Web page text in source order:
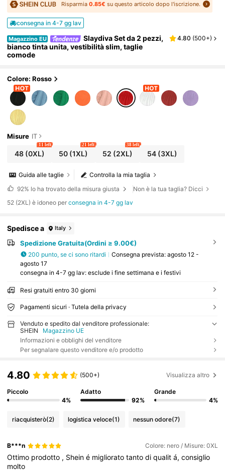
Risparmia0.85€ su questo articolo dopo l'iscrizione.
consegna in 4-7 gg lav
Magazzino EU
Slaydiva Set da 2 pezzi,
bianco tinta unita, vestibilità slim, taglie
comode
4.80 (500+)
Colore: Rosso
Misure IT
48(0XL)
11 left
50 (1XL)
21 left
52 (2XL)
38 left
54(3XL)
Controlla la mia taglia
Guida alle taglie
92% lo ha trovato della misura giusta
Non è la tua taglia? Dicci
52 (2XL) è idoneo perconsegna in 4-7 gg lav
Spedisce a Italy
Spedizione Gratuita(Ordini ≥ 9.00€)
200 punto, se ci sono ritardi Consegna prevista: agosto 12 -
agosto 17
consegna in 4-7 gg lav: esclude i fine settimana e i festivi
Resi gratuiti entro 30 giorni
Pagamenti sicuri · Tutela della privacy
Venduto e spedito dal venditore professionale:
SHEIN
Magazzino UE
Informazioni e obblighi del venditore
Per segnalare questo venditore e/o prodotto
4.80 (500+) Visualizza altro
Piccolo
4%
Adatto
92%
Grande
4%
riacquisterò(2) logistica veloce(1) nessun odore(7)
B***n Colore: nero / Misure: 0XL
Ottimo prodotto , Sheiné miglioratotantodiqualitá,consiglio
molto